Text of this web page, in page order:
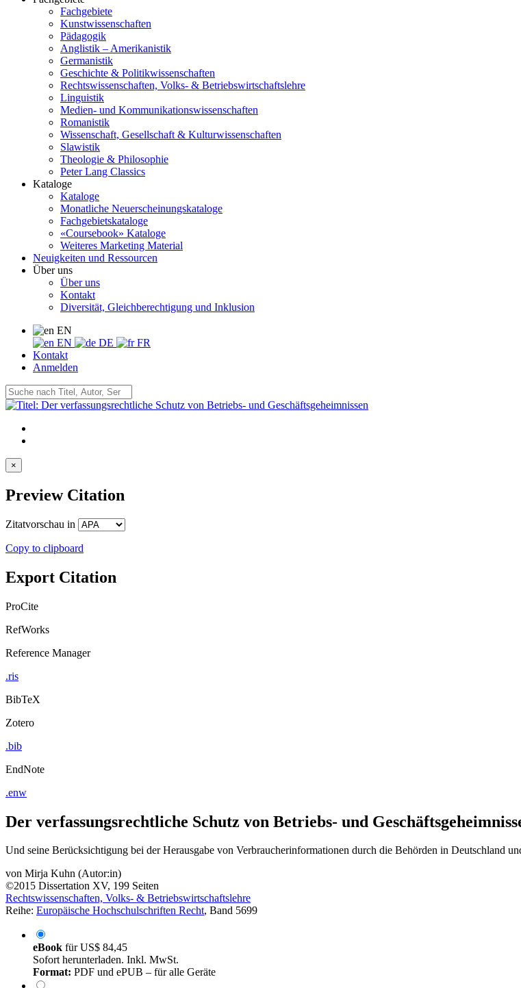
Fachgebiete
Kunstwissenschaften
Pädagogik
Anglistik – Amerikanistik
Germanistik
Geschichte & Politikwissenschaften
Rechtswissenschaften, Volks- & Betriebswirtschaftslehre
Linguistik
Medien- und Kommunikationswissenschaften
Romanistik
Wissenschaft, Gesellschaft & Kulturwissenschaften
Slawistik
Theologie & Philosophie
Peter Lang Classics
Kataloge
Kataloge
Monatliche Neuerscheinungskataloge
Fachgebietskataloge
«Coursebook» Kataloge
Weiteres Marketing Material
Neuigkeiten und Ressourcen
Über uns
Über uns
Kontakt
Diversität, Gleichberechtigung und Inklusion
EN
EN
DE
FR
Kontakt
Anmelden
×
Preview Citation
Zitatvorschau in
Copy to clipboard
Export Citation
ProCite
RefWorks
Reference Manager
.ris
BibTeX
Zotero
.bib
EndNote
.enw
Der verfassungsrechtliche Schutz von Betriebs- und
Und seine Berücksichtigung bei der Herausgabe von Verbraucherinformationen durch die Behörden in Deutschland
von Mirja Kuhn (Autor:in)
©2015 Dissertation XV, 199 Seiten
Rechtswissenschaften, Volks- & Betriebswirtschaftslehre
Reihe: Europäische Hochschulschriften Recht, Band 5699
eBook fürUS$ 84,45
Sofort herunterladen. Inkl. MwSt.
Format: PDF und ePUB – für alle Geräte